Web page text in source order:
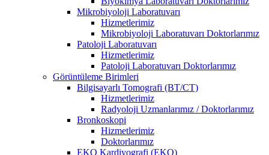
Mikrobiyoloji Laboratuvarı
Hizmetlerimiz
Mikrobiyoloji Laboratuvarı Doktorlarımız
Patoloji Laboratuvarı
Hizmetlerimiz
Patoloji Laboratuvarı Doktorlarımız
Görüntüleme Birimleri
Bilgisayarlı Tomografi (BT/CT)
Hizmetlerimiz
Radyoloji Uzmanlarımız / Doktorlarımız
Bronkoskopi
Hizmetlerimiz
Doktorlarımız
EKO Kardiyografi (EKO)